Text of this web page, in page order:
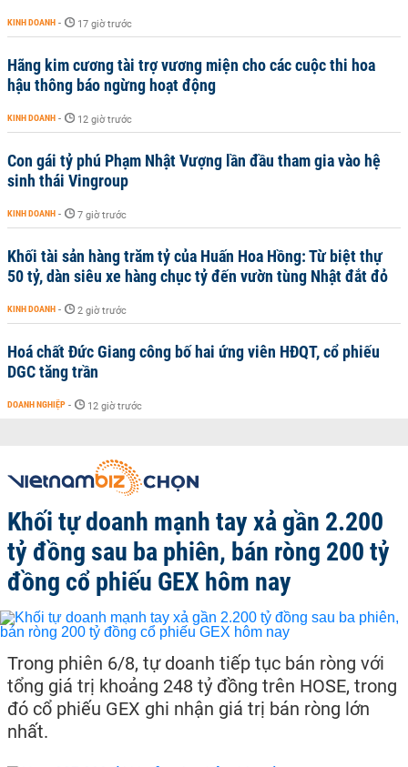
KINH DOANH - 17 giờ trước
Hãng kim cương tài trợ vương miện cho các cuộc thi hoa
hậu thông báo ngừng hoạt động
KINH DOANH - 12 giờ trước
Con gái tỷ phú Phạm Nhật Vượng lần đầu tham gia vào hệ
sinh thái Vingroup
KINH DOANH - 7 giờ trước
Khối tài sản hàng trăm tỷ của Huấn Hoa Hồng: Từ biệt thự
50 tỷ, dàn siêu xe hàng chục tỷ đến vườn tùng Nhật đắt đỏ
KINH DOANH - 2 giờ trước
Hoá chất Đức Giang công bố hai ứng viên HĐQT, cổ phiếu
DGC tăng trần
DOANH NGHIỆP - 12 giờ trước
Khối tự doanh mạnh tay xả gần 2.200
tỷ đồng sau ba phiên, bán ròng 200 tỷ
đồng cổ phiếu GEX hôm nay
Trong phiên 6/8, tự doanh tiếp tục bán ròng với
tổng giá trị khoảng 248 tỷ đồng trên HOSE, trong
đó cổ phiếu GEX ghi nhận giá trị bán ròng lớn
nhất.